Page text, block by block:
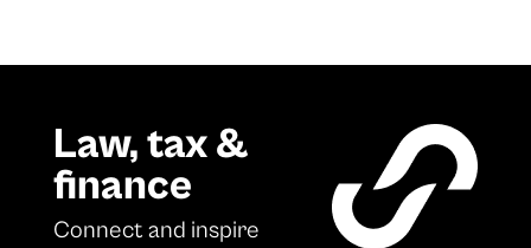
Law, tax &
finance
Connect and inspire